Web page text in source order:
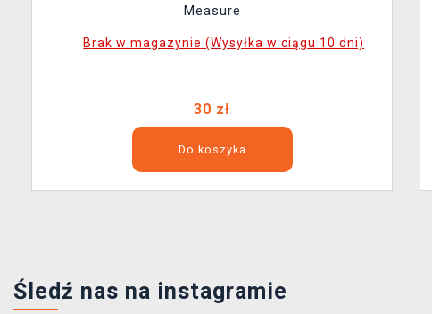
Measure
Brak w magazynie (Wysyłka w ciągu 10 dni)
30 zł
Do koszyka
Śledź nas na instagramie